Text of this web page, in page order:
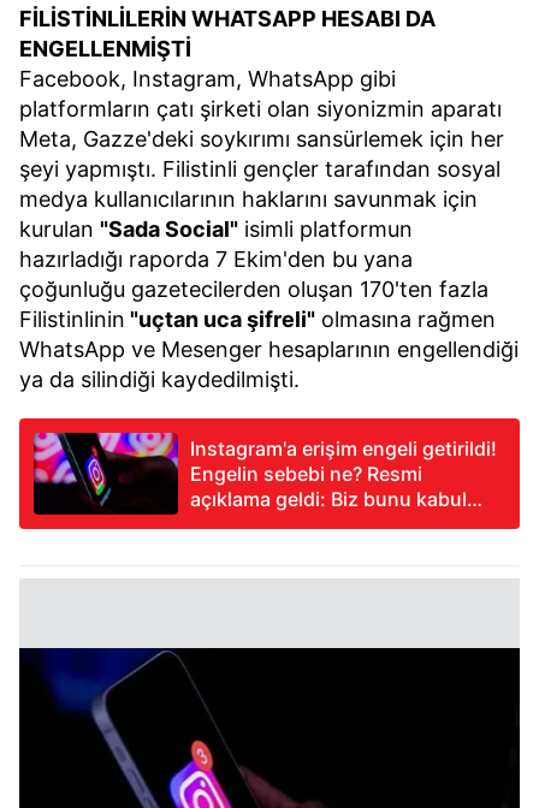
FİLİSTİNLİLERİN WHATSAPP HESABI DA
ENGELLENMİŞTİ
Facebook, Instagram, WhatsApp gibi
platformların çatı şirketi olan siyonizmin aparatı
Meta, Gazze'deki soykırımı sansürlemek için her
şeyi yapmıştı. Filistinli gençler tarafından sosyal
medya kullanıcılarının haklarını savunmak için
kurulan "Sada Social" isimli platformun
hazırladığı raporda 7 Ekim'den bu yana
çoğunluğu gazetecilerden oluşan 170'ten fazla
Filistinlinin "uçtan uca şifreli" olmasına rağmen
WhatsApp ve Mesenger hesaplarının engellendiği
ya da silindiği kaydedilmişti.
Instagram'a erişim engeli getirildi!
Engelin sebebi ne? Resmi
açıklama geldi: Biz bunu kabul
etmedik, etmeyeceğiz